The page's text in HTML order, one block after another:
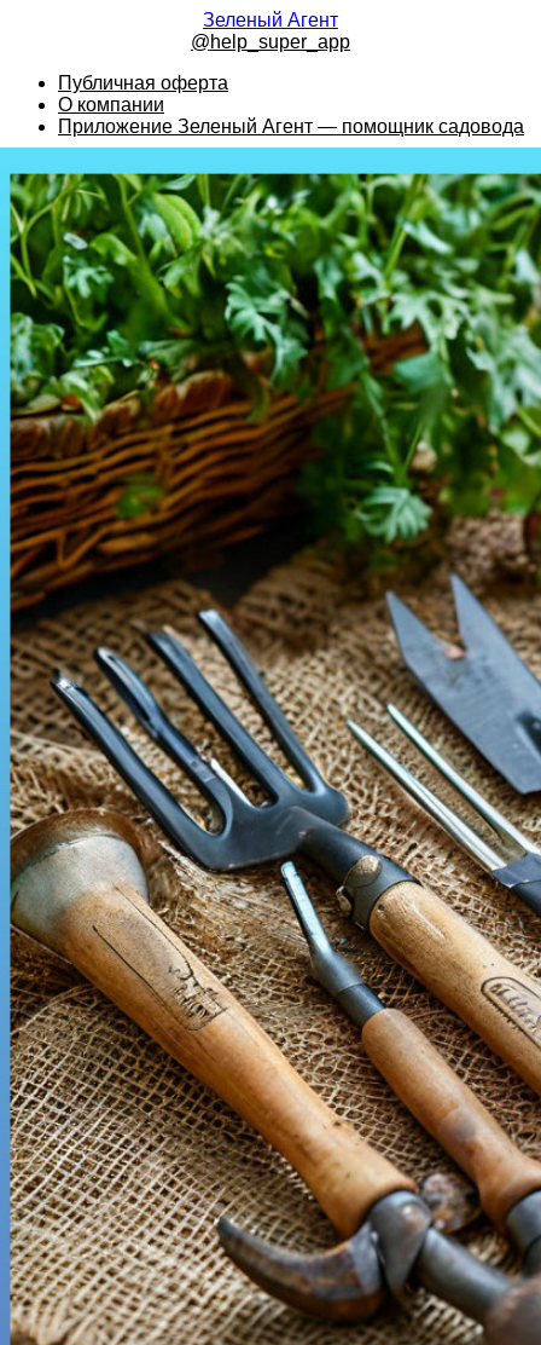
Зеленый Агент
@help_super_app
Публичная оферта
О компании
Приложение Зеленый Агент — помощник садовода
Садовые инструменты: какие нужны и как правильно их
использовать